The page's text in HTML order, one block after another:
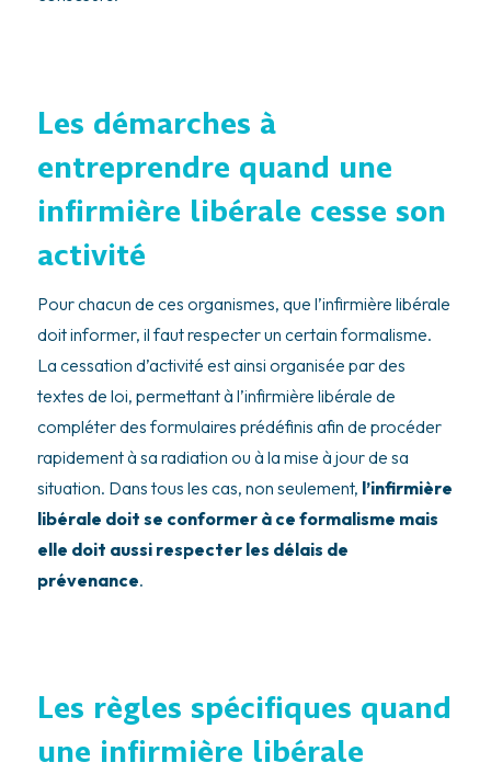
Les démarches à
entreprendre quand une
infirmière libérale cesse son
activité
Pour chacun de ces organismes, que l’infirmière libérale
doit informer, il faut respecter un certain formalisme.
La cessation d’activité est ainsi organisée par des
textes de loi, permettant à l’infirmière libérale de
compléter des formulaires prédéfinis afin de procéder
rapidement à sa radiation ou à la mise à jour de sa
situation. Dans tous les cas, non seulement, l’infirmière
libérale doit se conformer à ce formalisme mais
elle doit aussi respecter les délais de
prévenance.
Les règles spécifiques quand
une infirmière libérale